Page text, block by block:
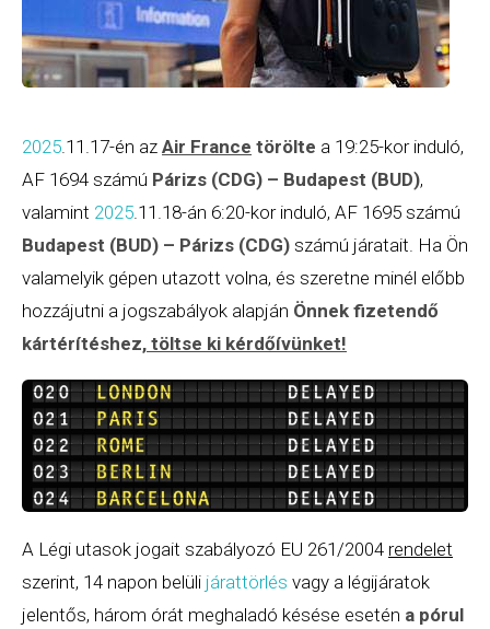
2025.11.17-én az Air France törölte a 19:25-kor induló,
AF 1694 számú Párizs (CDG) – Budapest (BUD),
valamint 2025.11.18-án 6:20-kor induló, AF 1695 számú
Budapest (BUD) – Párizs (CDG) számú járatait. Ha Ön
valamelyik gépen utazott volna, és szeretne minél előbb
hozzájutni a jogszabályok alapján Önnek fizetendő
kártérítéshez, töltse ki kérdőívünket!
A Légi utasok jogait szabályozó EU 261/2004 rendelet
szerint, 14 napon belüli járattörlés vagy a légijáratok
jelentős, három órát meghaladó késése esetén a pórul